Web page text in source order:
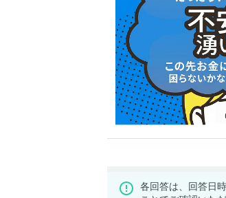
各回答は、回答日